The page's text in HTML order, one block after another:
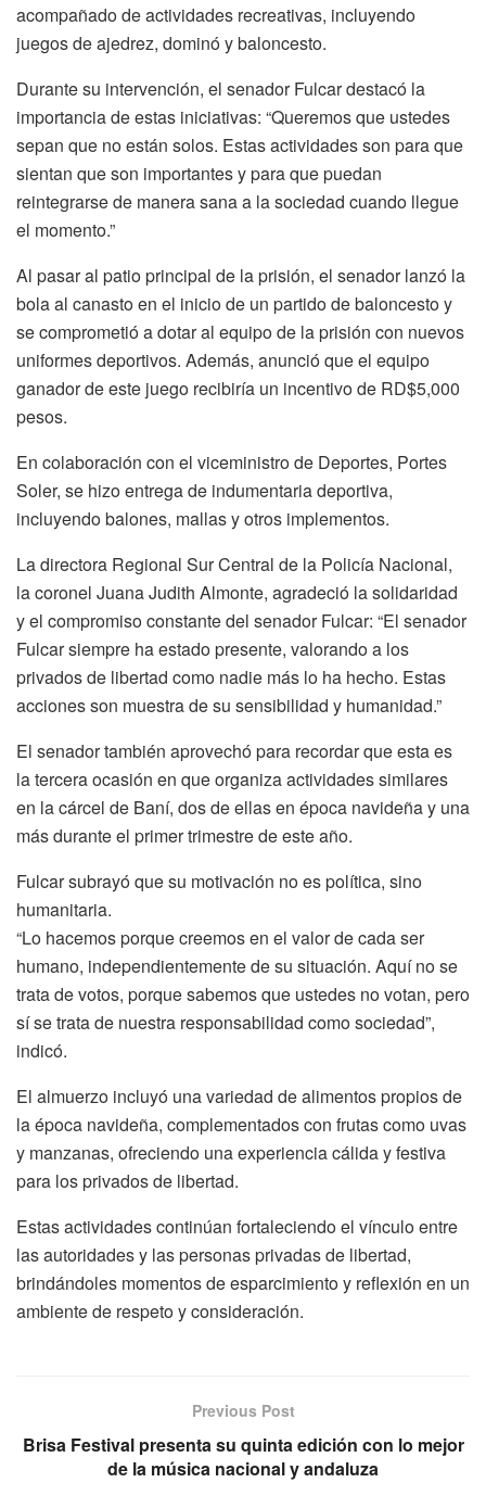
acompañado de actividades recreativas, incluyendo
juegos de ajedrez, dominó y baloncesto.
Durante su intervención, el senador Fulcar destacó la
importancia de estas iniciativas: “Queremos que ustedes
sepan que no están solos. Estas actividades son para que
sientan que son importantes y para que puedan
reintegrarse de manera sana a la sociedad cuando llegue
el momento.”
Al pasar al patio principal de la prisión, el senador lanzó la
bola al canasto en el inicio de un partido de baloncesto y
se comprometió a dotar al equipo de la prisión con nuevos
uniformes deportivos. Además, anunció que el equipo
ganador de este juego recibiría un incentivo de RD$5,000
pesos.
En colaboración con el viceministro de Deportes, Portes
Soler, se hizo entrega de indumentaria deportiva,
incluyendo balones, mallas y otros implementos.
La directora Regional Sur Central de la Policía Nacional,
la coronel Juana Judith Almonte, agradeció la solidaridad
y el compromiso constante del senador Fulcar: “El senador
Fulcar siempre ha estado presente, valorando a los
privados de libertad como nadie más lo ha hecho. Estas
acciones son muestra de su sensibilidad y humanidad.”
El senador también aprovechó para recordar que esta es
la tercera ocasión en que organiza actividades similares
en la cárcel de Baní, dos de ellas en época navideña y una
más durante el primer trimestre de este año.
Fulcar subrayó que su motivación no es política, sino
humanitaria.
“Lo hacemos porque creemos en el valor de cada ser
humano, independientemente de su situación. Aquí no se
trata de votos, porque sabemos que ustedes no votan, pero
sí se trata de nuestra responsabilidad como sociedad”,
indicó.
El almuerzo incluyó una variedad de alimentos propios de
la época navideña, complementados con frutas como uvas
y manzanas, ofreciendo una experiencia cálida y festiva
para los privados de libertad.
Estas actividades continúan fortaleciendo el vínculo entre
las autoridades y las personas privadas de libertad,
brindándoles momentos de esparcimiento y reflexión en un
ambiente de respeto y consideración.
Previous Post
Brisa Festival presenta su quinta edición con lo mejor
de la música nacional y andaluza